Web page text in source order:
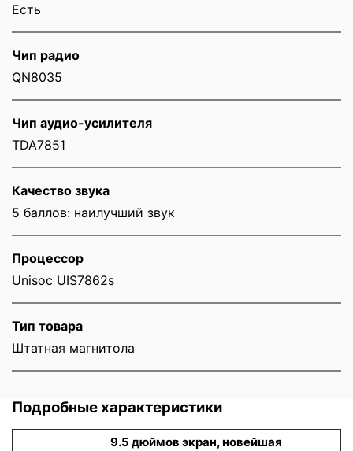
Есть
Чип радио
QN8035
Чип аудио-усилителя
TDA7851
Качество звука
5 баллов: наилучший звук
Процессор
Unisoc UIS7862s
Тип товара
Штатная магнитола
Подробные характеристики
9.5 дюймов экран, новейшая